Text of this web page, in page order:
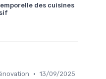
des cuisines
• 13/09/2025